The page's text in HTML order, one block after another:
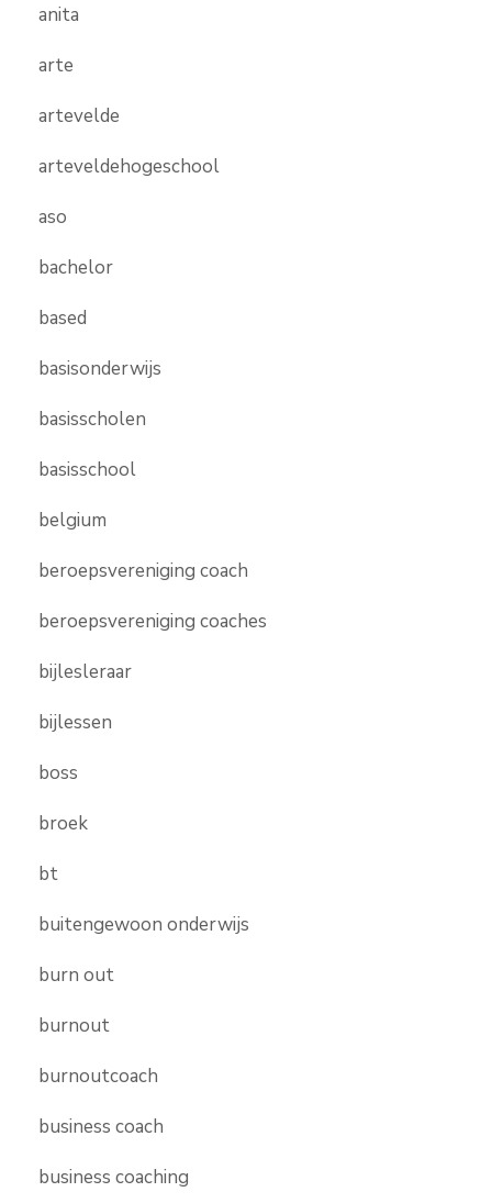
anita
arte
artevelde
arteveldehogeschool
aso
bachelor
based
basisonderwijs
basisscholen
basisschool
belgium
beroepsvereniging coach
beroepsvereniging coaches
bijlesleraar
bijlessen
boss
broek
bt
buitengewoon onderwijs
burn out
burnout
burnoutcoach
business coach
business coaching